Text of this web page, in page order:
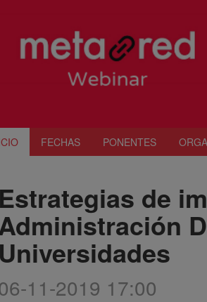
FECHAS PONENTES
Estrategias de
Universidades
11-2019 17:00